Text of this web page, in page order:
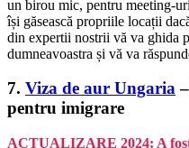
un birou mic, pentru meeting-
își găsească propriile locații
din expertii nostrii vă va ghida
dumneavoastra și vă va
7. Viza de aur Ungaria
pentru imigrare
ACTUALIZARE 2024: A